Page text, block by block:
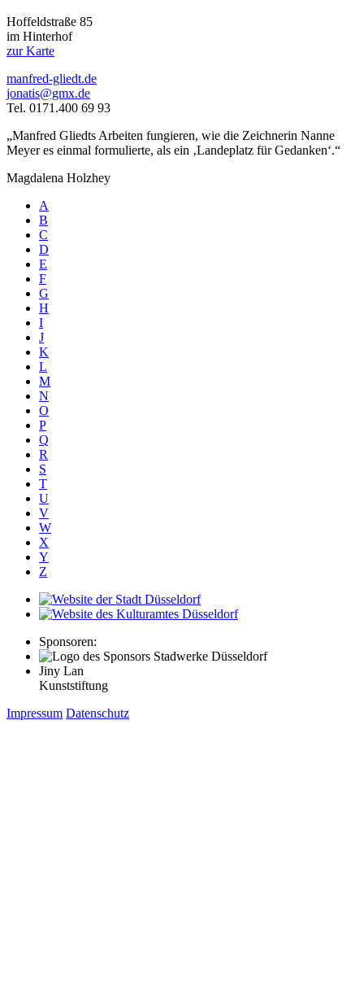
Hoffeldstraße 85
im Hinterhof
zur Karte
manfred-gliedt.de
jonatis@gmx.de
Tel. 0171.400 69 93
„Manfred Gliedts Arbeiten fungieren, wie die Zeichnerin Nanne
Meyer es einmal formulierte, als ein ‚Landeplatz für Gedanken‘.“
Magdalena Holzhey
A
B
C
D
E
F
G
H
I
J
K
L
M
N
O
P
Q
R
S
T
U
V
W
X
Y
Z
Sponsoren:
Jiny Lan
Kunststiftung
Impressum Datenschutz